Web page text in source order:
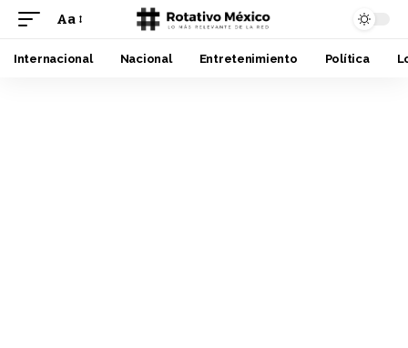
Font
Resizer
Aa
Internacional Nacional Entretenimiento Política